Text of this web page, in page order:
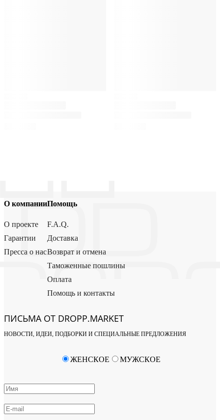
О компании
О проекте
Гарантии
Пресса о нас
Помощь
F.A.Q.
Доставка
Возврат и отмена
Таможенные пошлины
Оплата
Помощь и контакты
ПИСЬМА ОТ DROPP.MARKET
НОВОСТИ, ИДЕИ, ПОДБОРКИ И СПЕЦИАЛЬНЫЕ ПРЕДЛОЖЕНИЯ
ЖЕНСКОЕ МУЖСКОЕ